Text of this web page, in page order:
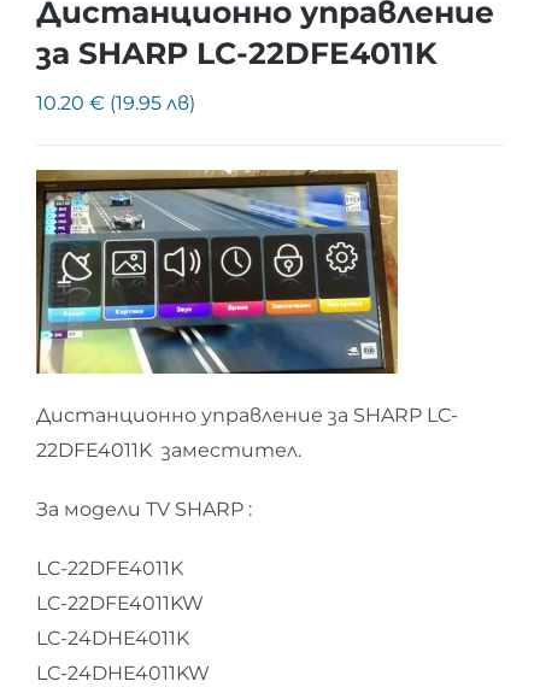
Дистанционно управление
за SHARP LC-22DFE4011K
10.20 € (19.95 лв)
Дистанционно управление за SHARP LC-
22DFE4011K заместител.
За модели TV SHARP :
LC-22DFE4011K
LC-22DFE4011KW
LC-24DHE4011K
LC-24DHE4011KW